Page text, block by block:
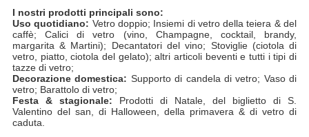
I nostri prodotti principali sono:
Uso quotidiano: Vetro doppio; Insiemi di vetro della teiera & del
caffè; Calici di vetro (vino, Champagne, cocktail, brandy,
margarita & Martini); Decantatori del vino; Stoviglie (ciotola di
vetro, piatto, ciotola del gelato); altri articoli beventi e tutti i tipi di
tazze di vetro;
Decorazione domestica: Supporto di candela di vetro; Vaso di
vetro; Barattolo di vetro;
Festa & stagionale: Prodotti di Natale, del biglietto di S.
Valentino del san, di Halloween, della primavera & di vetro di
caduta.